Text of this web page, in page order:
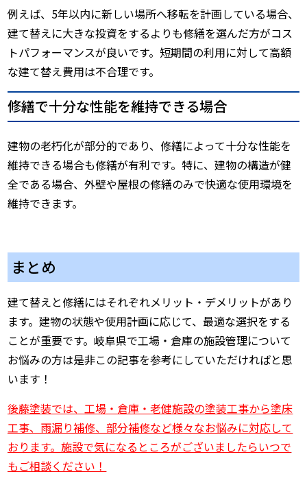
例えば、5年以内に新しい場所へ移転を計画している場合、
建て替えに大きな投資をするよりも修繕を選んだ方がコス
トパフォーマンスが良いです。短期間の利用に対して高額
な建て替え費用は不合理です。
修繕で十分な性能を維持できる場合
建物の老朽化が部分的であり、修繕によって十分な性能を
維持できる場合も修繕が有利です。特に、建物の構造が健
全である場合、外壁や屋根の修繕のみで快適な使用環境を
維持できます。
まとめ
建て替えと修繕にはそれぞれメリット・デメリットがあり
ます。建物の状態や使用計画に応じて、最適な選択をする
ことが重要です。岐阜県で工場・倉庫の施設管理について
お悩みの方は是非この記事を参考にしていただければと思
います！
後藤塗装では、工場・倉庫・老健施設の塗装工事から塗床
工事、雨漏り補修、部分補修など様々なお悩みに対応して
おります。施設で気になるところがございましたらいつで
もご相談ください！